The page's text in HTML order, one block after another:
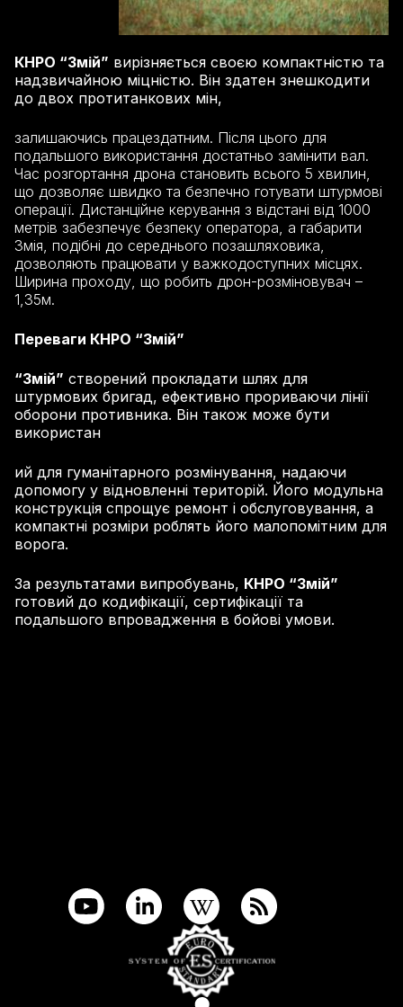
КНРО “Змій” вирізняється своєю компактністю та
надзвичайною міцністю. Він здатен знешкодити
до двох протитанкових мін,
залишаючись працездатним. Після цього для
подальшого використання достатньо замінити вал.
Час розгортання дрона становить всього 5 хвилин,
що дозволяє швидко та безпечно готувати штурмові
операції. Дистанційне керування з відстані від 1000
метрів забезпечує безпеку оператора, а габарити
Змія, подібні до середнього позашляховика,
дозволяють працювати у важкодоступних місцях.
Ширина проходу, що робить дрон-розміновувач –
1,35м.
Переваги КНРО “Змій”
“Змій” створений прокладати шлях для
штурмових бригад, ефективно прориваючи лінії
оборони противника. Він також може бути
використан
ий для гуманітарного розмінування, надаючи
допомогу у відновленні територій. Його модульна
конструкція спрощує ремонт і обслуговування, а
компактні розміри роблять його малопомітним для
ворога.
За результатами випробувань, КНРО “Змій”
готовий до кодифікації, сертифікації та
подальшого впровадження в бойові умови.